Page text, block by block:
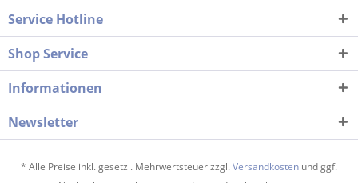
Service Hotline
Shop Service
Informationen
Newsletter
* Alle Preise inkl. gesetzl. Mehrwertsteuer zzgl.Versandkosten und ggf.